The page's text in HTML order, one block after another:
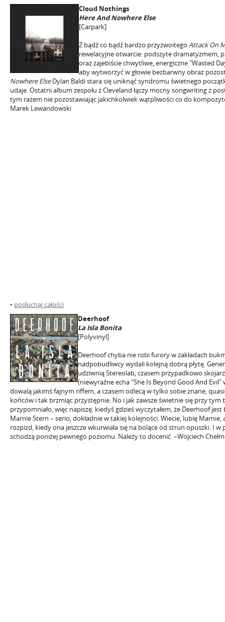
Cloud Nothings
Here And Nowhere Else
[Carpark]
Z bądź co bądź bardzo przyzwoitego Attack On
rewelacyjne otwarcie: podszyte dramatyzmem,
oraz zajebiście chwytliwe, energiczne "Wasted
aby wytworzyć w głowie bezbarwny obraz
Nowhere ElseDylan Baldi stara się uniknąć syndromu świetnego
udaje. Ostatni album zespołu z Cleveland łączy mocny songwriting z
tym razem nie pozostawiając jakichkolwiek wątpliwości co do
Marek Lewandowski
• posłuchaj całości
Deerhoof
La Isla Bonita
[Polyvinyl]
Deerhoof chyba nie robi furory w zakładach
nadpobudliwcy wydali kolejną dobrą płytę.
udziwnią Stereolab, czasem przypadkowo
(niewyraźne echa "She Is Beyond Good And Evil"
dowalą jakimś fajnym riffem, a czasem odlecą w tylko sobie znane,
końców i tak brzmiąc przystępnie. No i jak zawsze świetnie się przy tym
przypomniało, więc napiszę: kiedyś gdzieś wyczytałem, że Deerhoof
Marnie Stern – serio, dokładnie w takiej kolejności. Wiecie, lubię
rozpizd, kiedy ona jeszcze wkurwiała się na bolące od strun opuszki. I
schodzą poniżej pewnego poziomu. Należy to docenić. –Wojciech